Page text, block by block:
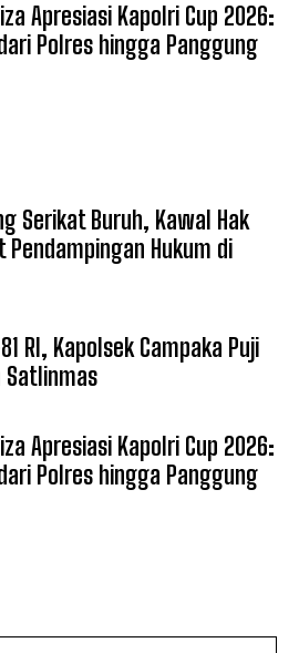
Apresiasi Kapolri Cup 2026:
Polres hingga Panggung
Serikat Buruh, Kawal Hak
Pendampingan Hukum di
RI, Kapolsek Campaka Puji
Satlinmas
Apresiasi Kapolri Cup 2026:
Polres hingga Panggung